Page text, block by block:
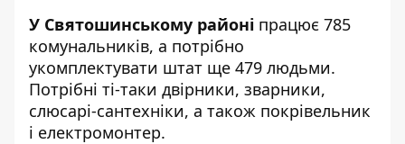
У Святошинському районі працює 785
комунальників, а потрібно
укомплектувати штат ще 479 людьми.
Потрібні ті-таки двірники, зварники,
слюсарі-сантехніки, а також покрівельник
і електромонтер.